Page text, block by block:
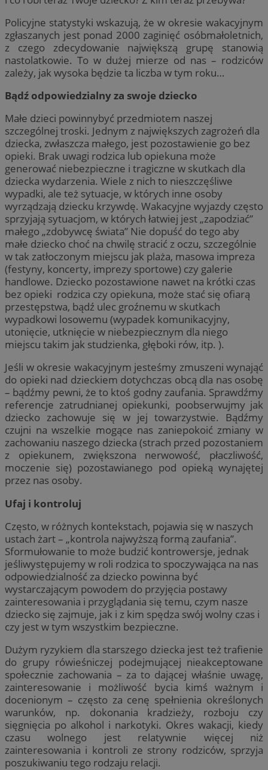
Policyjne statystyki wskazują, że w okresie wakacyjnym
zgłaszanych jest ponad 2000 zaginięć osóbmałoletnich,
z czego zdecydowanie największą grupę stanowią
nastolatkowie. To w dużej mierze od nas – rodziców
zależy, jak wysoka będzie ta liczba w tym roku…
Bądź odpowiedzialny za swoje dziecko
Małe dzieci powinnybyć przedmiotem naszej
szczególnej troski. Jednym z największych zagrożeń dla
dziecka, zwłaszcza małego, jest pozostawienie go bez
opieki. Brak uwagi rodzica lub opiekuna może
generować niebezpieczne i tragiczne w skutkach dla
dziecka wydarzenia. Wiele z nich to nieszczęśliwe
wypadki, ale też sytuacje, w których inne osoby
wyrządzają dziecku krzywdę. Wakacyjne wyjazdy często
sprzyjają sytuacjom, w których łatwiej jest „zapodziać”
małego „zdobywcę świata” Nie dopuść do tego aby
małe dziecko choć na chwilę stracić z oczu, szczególnie
w tak zatłoczonym miejscu jak plaża, masowa impreza
(festyny, koncerty, imprezy sportowe) czy galerie
handlowe. Dziecko pozostawione nawet na krótki czas
bez opieki rodzica czy opiekuna, może stać się ofiarą
przestępstwa, bądź ulec groźnemu w skutkach
wypadkowi losowemu (wypadek komunikacyjny,
utonięcie, utknięcie w niebezpiecznym dla niego
miejscu takim jak studzienka, głęboki rów, itp. ).
Jeśli w okresie wakacyjnym jesteśmy zmuszeni wynająć
do opieki nad dzieckiem dotychczas obcą dla nas osobę
– bądźmy pewni, że to ktoś godny zaufania. Sprawdźmy
referencje zatrudnianej opiekunki, poobserwujmy jak
dziecko zachowuje się w jej towarzystwie. Bądźmy
czujni na wszelkie mogące nas zaniepokoić zmiany w
zachowaniu naszego dziecka (strach przed pozostaniem
z opiekunem, zwiększona nerwowość, płaczliwość,
moczenie się) pozostawianego pod opieką wynajętej
przez nas osoby.
Ufaj i kontroluj
Często, w różnych kontekstach, pojawia się w naszych
ustach żart – „kontrola najwyższą formą zaufania”.
Sformułowanie to może budzić kontrowersje, jednak
jeśliwystępujemy w roli rodzica to spoczywająca na nas
odpowiedzialność za dziecko powinna być
wystarczającym powodem do przyjęcia postawy
zainteresowania i przyglądania się temu, czym nasze
dziecko się zajmuje, jak i z kim spędza swój wolny czas i
czy jest w tym wszystkim bezpieczne.
Dużym ryzykiem dla starszego dziecka jest też trafienie
do grupy rówieśniczej podejmującej nieakceptowane
społecznie zachowania – za to dającej właśnie uwagę,
zainteresowanie i możliwość bycia kimś ważnym i
docenionym – często za cenę spełnienia określonych
warunków, np. dokonania kradzieży, rozboju czy
sięgnięcia po alkohol i narkotyki. Okres wakacji, kiedy
czasu wolnego jest relatywnie więcej niż
zainteresowania i kontroli ze strony rodziców, sprzyja
poszukiwaniu tego rodzaju relacji.